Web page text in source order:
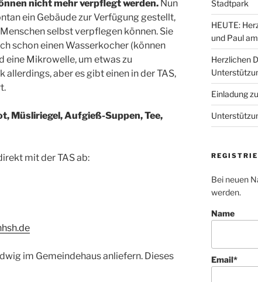
nicht mehr verpflegt werden. Nun
ein Gebäude zur Verfügung gestellt,
selbst verpflegen können. Sie
schon einen Wasserkocher (können
eine Mikrowelle, um etwas zu
allerdings, aber es gibt einen in der TAS,
Müsliriegel, Aufgieß-Suppen, Tee,
mit der TAS ab:
im Gemeindehaus anliefern. Dieses
Stadtpark
HEUTE:
und Paul
Herzlichen
Einladung
Bei neuen
werden.
Name
Email*